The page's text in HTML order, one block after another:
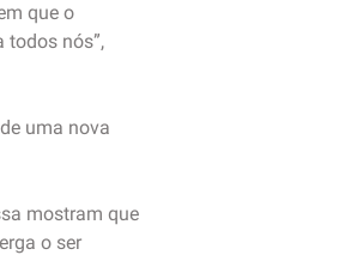
que o
todos nós”,
uma nova
mostram que
o ser